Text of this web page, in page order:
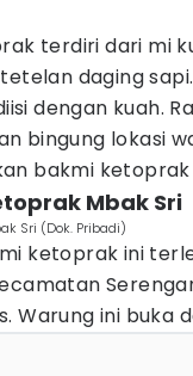
terdiri dari mi
daging
dengan kuah.
bingung lokasi
bakmi
Mbak Sri
Sri (Dok. Pribadi)
ketoprak ini
Warung ini buka